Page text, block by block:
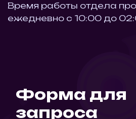
Время работы отдела
ежедневно с 10:00 до
Форма для
запроса